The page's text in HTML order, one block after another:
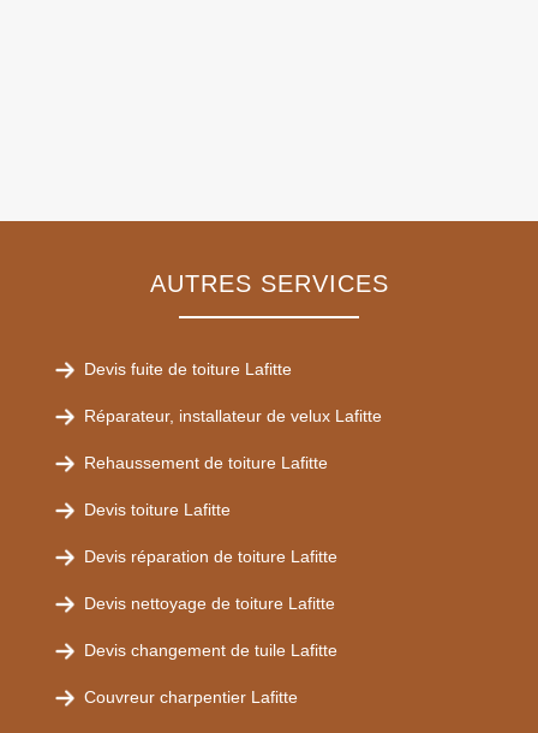
AUTRES SERVICES
Devis fuite de toiture Lafitte
Réparateur, installateur de velux Lafitte
Rehaussement de toiture Lafitte
Devis toiture Lafitte
Devis réparation de toiture Lafitte
Devis nettoyage de toiture Lafitte
Devis changement de tuile Lafitte
Couvreur charpentier Lafitte